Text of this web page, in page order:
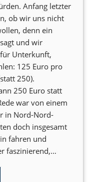
Anfang letzter
ob wir uns nicht
denn ein
und wir
Unterkunft,
125 Euro pro
250).
250 Euro statt
war von einem
in Nord-Nord-
doch insgesamt
fahren und
faszinierend,…